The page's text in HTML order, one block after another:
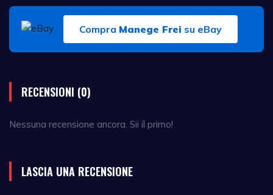
Compra Manege Frei su eBay
RECENSIONI (0)
Nessuna recensione ancora. Sii il primo!
LASCIA UNA RECENSIONE